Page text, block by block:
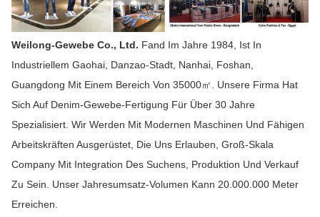
Weilong-Gewebe Co., Ltd. Fand Im Jahre 1984, Ist In
Industriellem Gaohai, Danzao-Stadt, Nanhai, Foshan,
Guangdong Mit Einem Bereich Von 35000㎡. Unsere Firma Hat
Sich Auf Denim-Gewebe-Fertigung Für Über 30 Jahre
Spezialisiert. Wir Werden Mit Modernen Maschinen Und Fähigen
Arbeitskräften Ausgerüstet, Die Uns Erlauben, Groß-Skala
Company Mit Integration Des Suchens, Produktion Und Verkauf
Zu Sein. Unser Jahresumsatz-Volumen Kann 20.000.000 Meter
Erreichen.